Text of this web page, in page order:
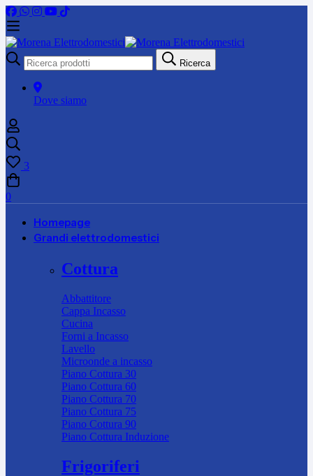
Ricerca
per:
Ricerca
Dove siamo
3
0
Homepage
Grandi elettrodomestici
Cottura
Abbattitore
Cappa Incasso
Cucina
Forni a Incasso
Lavello
Microonde a incasso
Piano Cottura 30
Piano Cottura 60
Piano Cottura 70
Piano Cottura 75
Piano Cottura 90
Piano Cottura Induzione
Frigoriferi